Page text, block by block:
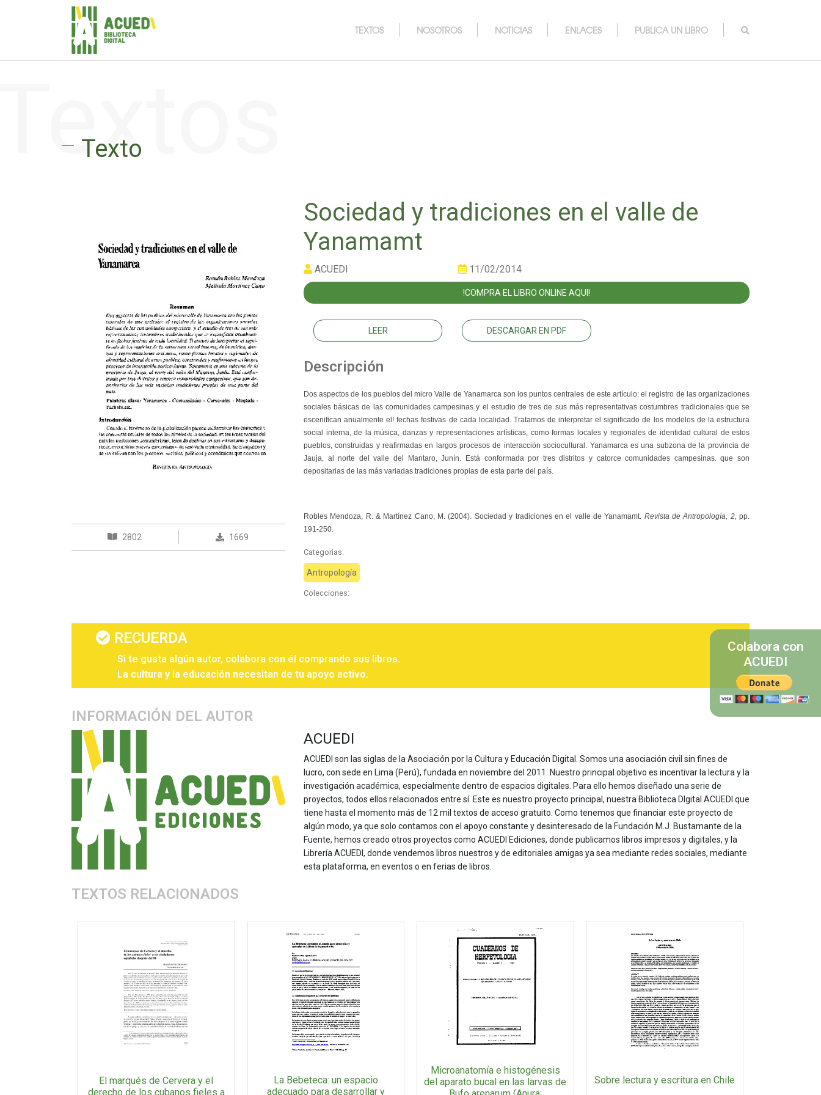
TEXTOS NOSOTROS NOTICIAS ENLACES PUBLICA UN LIBRO
Texto
2802 1669
Sociedad y tradiciones en el valle de
Yanamamt
ACUEDI 11/02/2014
!COMPRA EL LIBRO ONLINE AQUI!
LEER DESCARGAR EN PDF
Descripción
Dos aspectos de los pueblos del micro Valle de Yanamarca son los puntos centrales de este artículo: el registro de las organizaciones
sociales básicas de las comunidades campesinas y el estudio de tres de sus más representativas costumbres tradicionales que se
escenifican anualmente el! fechas festivas de cada localidad. Tratamos de interpretar el significado de los modelos de la estructura
social interna, de la música, danzas y representaciones artísticas, como formas locales y regionales de identidad cultural de estos
pueblos, construidas y reafirmadas en largos procesos de interacción sociocultural. Yanamarca es una subzona de la provincia de
Jauja, al norte del valle del Mantaro, Junín. Está conformada por tres distritos y catorce comunidades campesinas. que son
depositarias de las más variadas tradiciones propias de esta parte del país.
Robles Mendoza, R. & Martínez Cano, M.(2004). Sociedad y tradiciones en el valle de Yanamamt Revista de Antropología, 2, pp.
191-250.
Categorias:
Antropología
Colecciones:
RECUERDA
Si te gusta algún autor, colabora con él comprando sus libros.
La cultura y la educación necesitan de tu apoyo activo.
INFORMACIÓN DEL AUTOR
ACUEDI
ACUEDI son las siglas de la Asociación por la Cultura y Educación Digital. Somos una asociación civil sin fines de
lucro, con sede en Lima (Perú), fundada en noviembre del 2011. Nuestro principal objetivo es incentivar la lectura y la
investigación académica, especialmente dentro de espacios digitales. Para ello hemos diseñado una serie de
proyectos, todos ellos relacionados entre sí. Este es nuestro proyecto principal, nuestra Biblioteca DIgital ACUEDI que
tiene hasta el momento más de 12 mil textos de acceso gratuito. Como tenemos que financiar este proyecto de
algún modo, ya que solo contamos con el apoyo constante y desinteresado de la Fundación M.J. Bustamante de la
Fuente, hemos creado otros proyectos como ACUEDI Ediciones, donde publicamos libros impresos y digitales, y la
Librería ACUEDI, donde vendemos libros nuestros y de editoriales amigas ya sea mediante redes sociales, mediante
esta plataforma, en eventos o en ferias de libros.
TEXTOS RELACIONADOS
El marqués de Cervera y el
derecho de los cubanos fieles a
La Bebeteca: un espacio
adecuado para desarrollar y
Microanatomía e histogénesis
del aparato bucal en las larvas de
Sobre lectura y escritura en Chile
Colabora con
ACUEDI